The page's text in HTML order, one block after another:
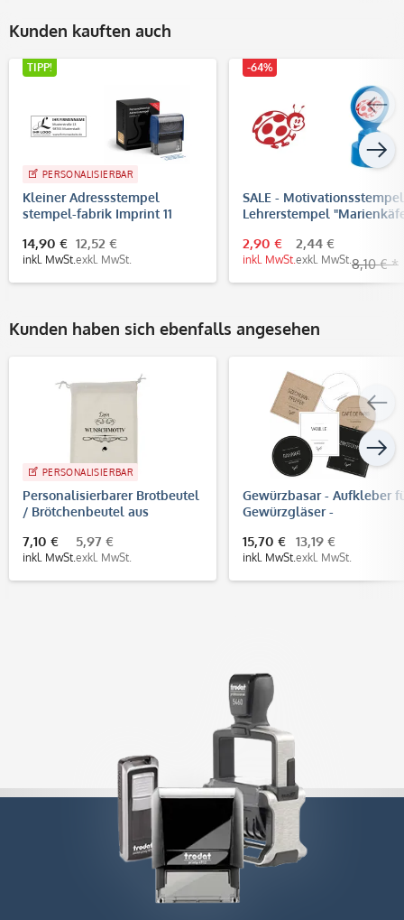
Kunden kauften auch
TIPP!
PERSONALISIERBAR
Kleiner Adressstempel
stempel-fabrik Imprint 11
14,90 €
inkl. MwSt.
12,52 €
exkl. MwSt.
-64%
SALE -
Lehrerstempel
2,90 €
inkl. MwSt.
2,44 €
exkl. MwSt. 8,10 € *
Kunden haben sich ebenfalls angesehen
PERSONALISIERBAR
Personalisierbarer Brotbeutel
/ Brötchenbeutel aus
7,10 €
inkl. MwSt.
5,97 €
exkl. MwSt.
Gewürzbasar - Aufkleber
Gewürzgläser -
Aufklebern)
15,70 €
inkl. MwSt.
13,19 €
exkl. MwSt.